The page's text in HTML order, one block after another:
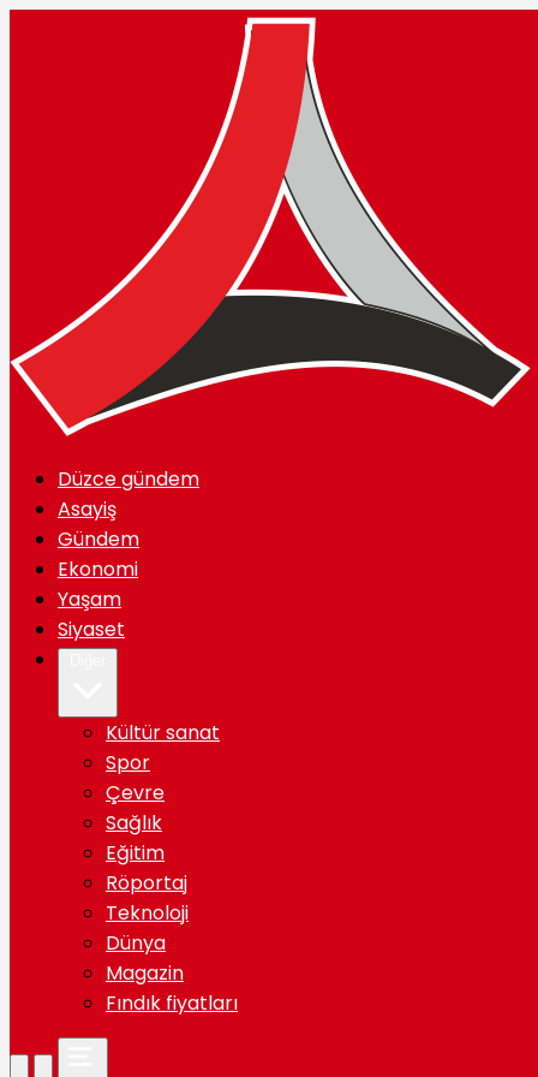
Düzce gündem
Asayiş
Gündem
Ekonomi
Yaşam
Siyaset
Kültür sanat
Spor
Çevre
Sağlık
Eğitim
Röportaj
Teknoloji
Dünya
Magazin
Fındık fiyatları